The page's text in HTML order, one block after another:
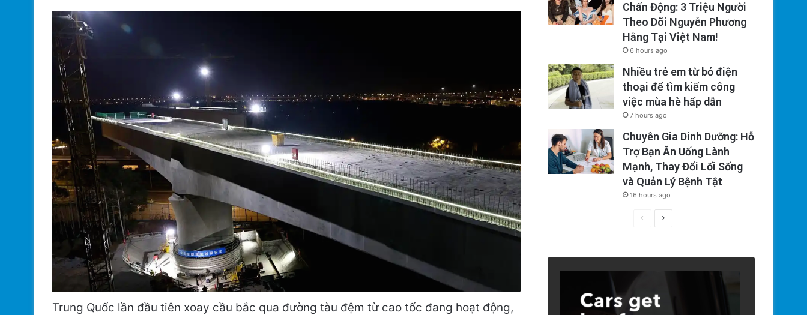
Trung Quốc lần đầu tiên xoay cầu bắc qua đường tàu đệm từ cao tốc đang hoạt động,
Chấn Động: 3 Triệu Người
Theo Dõi Nguyễn Phương
Hằng Tại Việt Nam!
6 hours ago
Nhiều trẻ em từ bỏ điện
thoại để tìm kiếm công
việc mùa hè hấp dẫn
7 hours ago
Chuyên Gia Dinh Dưỡng: Hỗ
Trợ Bạn Ăn Uống Lành
Mạnh, Thay Đổi Lối Sống
và Quản Lý Bệnh Tật
16 hours ago
PreviousNext